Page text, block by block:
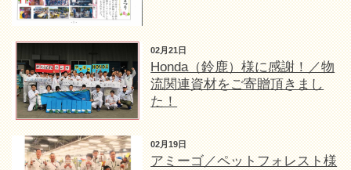
02月21日
Honda（鈴鹿）様に感謝！／物
流関連資材をご寄贈頂きまし
た！
02月19日
アミーゴ／ペットフォレスト様